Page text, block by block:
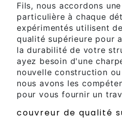
Fils, nous accordons
particulière à chaque
expérimentés utilisent
qualité supérieure pour
la durabilité de votre
ayez besoin d'une
nouvelle construction
nous avons les
pour vous fournir un
couvreur de qualité